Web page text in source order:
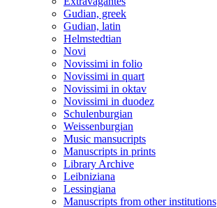
Gudian, greek
Gudian, latin
Helmstedtian
Novi
Novissimi in folio
Novissimi in quart
Novissimi in oktav
Novissimi in duodez
Schulenburgian
Weissenburgian
Music mansucripts
Manuscripts in prints
Library Archive
Leibniziana
Lessingiana
Manuscripts from other institutions